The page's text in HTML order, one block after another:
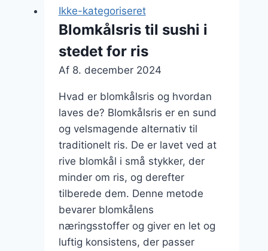
peberfrugt
Ikke-kategoriseret
Blomkålsris til sushi i
stedet for ris
Af 8. december 2024
Hvad er blomkålsris og hvordan
laves de? Blomkålsris er en sund
og velsmagende alternativ til
traditionelt ris. De er lavet ved at
rive blomkål i små stykker, der
minder om ris, og derefter
tilberede dem. Denne metode
bevarer blomkålens
næringsstoffer og giver en let og
luftig konsistens, der passer